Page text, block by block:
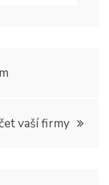
vaší firmy